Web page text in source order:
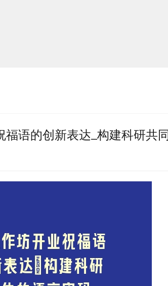
福语的创新表达_构建科研共